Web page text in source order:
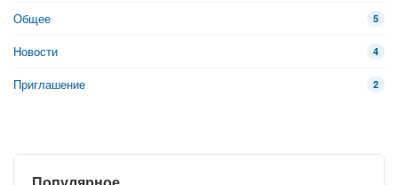
Общее 5
Новости 4
Приглашение 2